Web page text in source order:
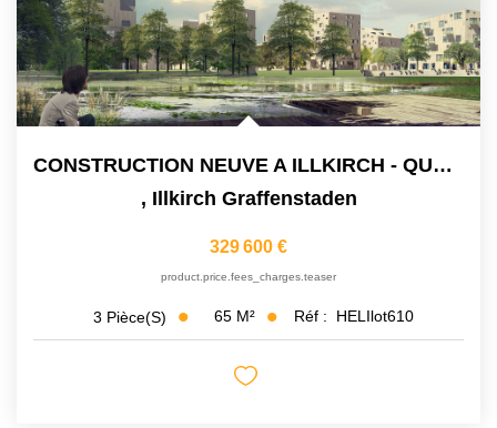
CONSTRUCTION NEUVE A ILLKIRCH - QUARTIER LES PRAIRIES DU...
, Illkirch Graffenstaden
329 600 €
product.price.fees_charges.teaser
3 Pièce(s) 65 M² Réf : HELIlot610